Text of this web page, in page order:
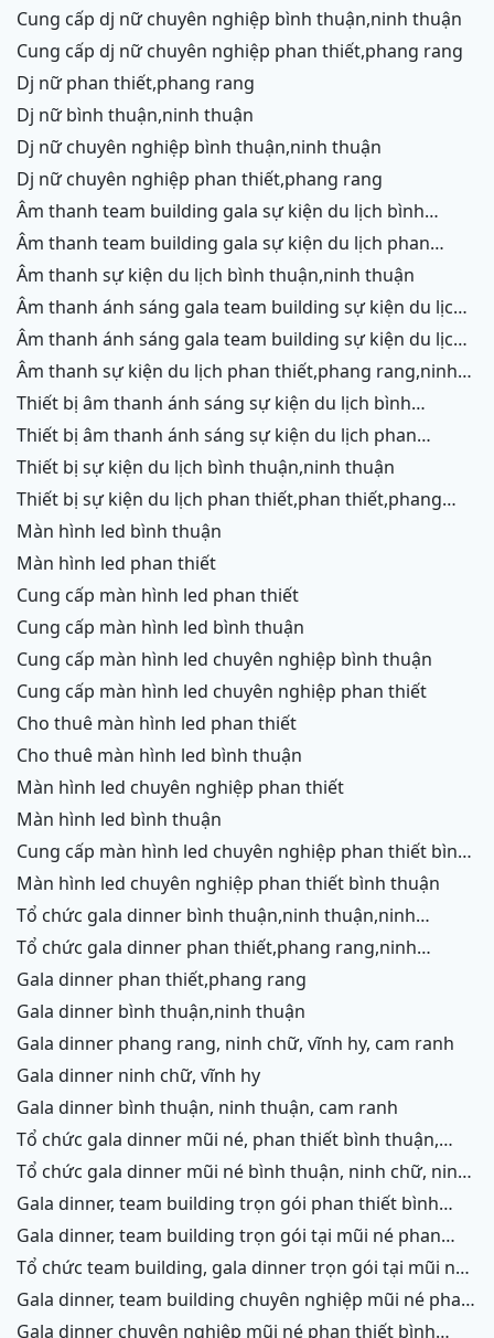
cung cấp dj nữ chuyên nghiệp bình thuận,ninh thuận
cung cấp dj nữ chuyên nghiệp phan thiết,phang rang
dj nữ phan thiết,phang rang
dj nữ bình thuận,ninh thuận
dj nữ chuyên nghiệp bình thuận,ninh thuận
dj nữ chuyên nghiệp phan thiết,phang rang
âm thanh team building gala sự kiện du lịch bình
thuận,ninh thuận
âm thanh team building gala sự kiện du lịch phan
thiết,phang rang,ninh chữ, vĩnh hy
âm thanh sự kiện du lịch bình thuận,ninh thuận
âm thanh ánh sáng gala team building sự kiện du lịch
bình thuận,ninh thuận
âm thanh ánh sáng gala team building sự kiện du lịch
phan thiết,phang rang,ninh chữ,vĩnh hy
âm thanh sự kiện du lịch phan thiết,phang rang,ninh
chữ,vĩnh hy,ninh thuận,cam ranh
thiết bị âm thanh ánh sáng sự kiện du lịch bình
thuận,ninh thuận
thiết bị âm thanh ánh sáng sự kiện du lịch phan
thiết,phang rang,ninh chữ,vĩnh hy,cam ranh
thiết bị sự kiện du lịch bình thuận,ninh thuận
thiết bị sự kiện du lịch phan thiết,phan thiết,phang
rang,ninh chữ,vĩnh hy,cam ranh
màn hình led bình thuận
màn hình led phan thiết
cung cấp màn hình led phan thiết
cung cấp màn hình led bình thuận
cung cấp màn hình led chuyên nghiệp bình thuận
cung cấp màn hình led chuyên nghiệp phan thiết
cho thuê màn hình led phan thiết
cho thuê màn hình led bình thuận
màn hình led chuyên nghiệp phan thiết
màn hình led bình thuận
cung cấp màn hình led chuyên nghiệp phan thiết bình
thuận
màn hình led chuyên nghiệp phan thiết bình thuận
tổ chức gala dinner bình thuận,ninh thuận,ninh
chữ,vĩnh hy,cam ranh
tổ chức gala dinner phan thiết,phang rang,ninh
chữ,vĩnh hy,cam ranh
gala dinner phan thiết,phang rang
gala dinner bình thuận,ninh thuận
gala dinner phang rang, ninh chữ, vĩnh hy, cam ranh
gala dinner ninh chữ, vĩnh hy
gala dinner bình thuận, ninh thuận, cam ranh
tổ chức gala dinner mũi né, phan thiết bình thuận,
ninh thuận, ninh chữ, vĩnh hy, cam ranh
tổ chức gala dinner mũi né bình thuận, ninh chữ, ninh
thuận, cam ranh
gala dinner, team building trọn gói phan thiết bình
thuận, phang rang, ninh thuận, vĩnh hy,cam ranh
gala dinner, team building trọn gói tại mũi né phan
thiết bình thuận, phang rang ninh chữ ninh thuận, cam
tổ chức team building, gala dinner trọn gói tại mũi né
phan thiết bình thuận, phang rang, ninh chữ, vĩnh hy,
ninh thuận, cam ranh
gala dinner, team building chuyên nghiệp mũi né phan
thiết, ninh chữ ninh thuận, vĩnh hy, cam ranh
gala dinner chuyên nghiệp mũi né phan thiết bình